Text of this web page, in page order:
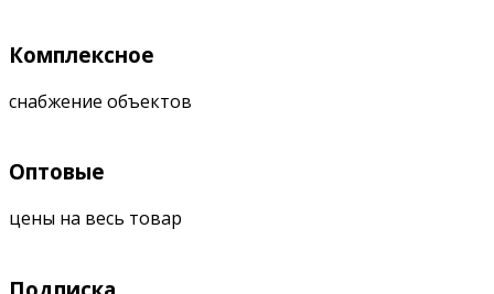
Комплексное
снабжение объектов
Оптовые
цены на весь товар